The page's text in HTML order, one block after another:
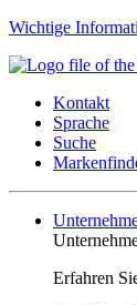
Wichtige
Kontakt
Sprache
Suche
Erfahren